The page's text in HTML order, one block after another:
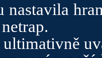
nastavila